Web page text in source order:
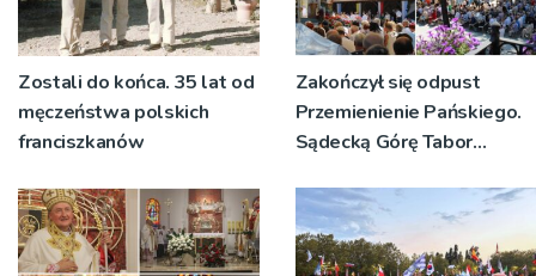
Zostali do końca. 35 lat od
męczeństwa polskich
franciszkanów
Zakończył się odpust
Przemienienie Pańskiego.
Sądecką Górę Tabor
pielgrzymów